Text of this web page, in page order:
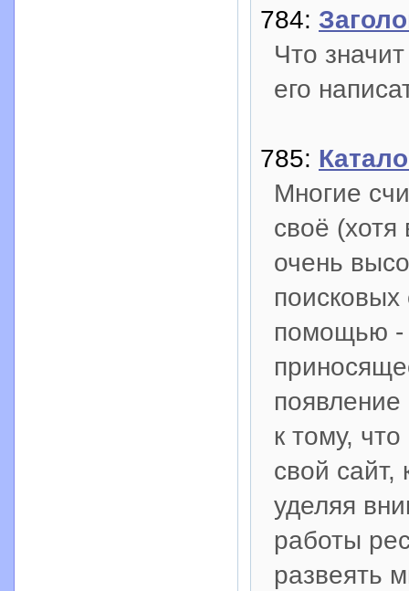
784:
Что
его
785:
Многие
своё (хотя
очень
поисковых
помощью -
к тому,
свой сайт,
уделяя
работы
развеять